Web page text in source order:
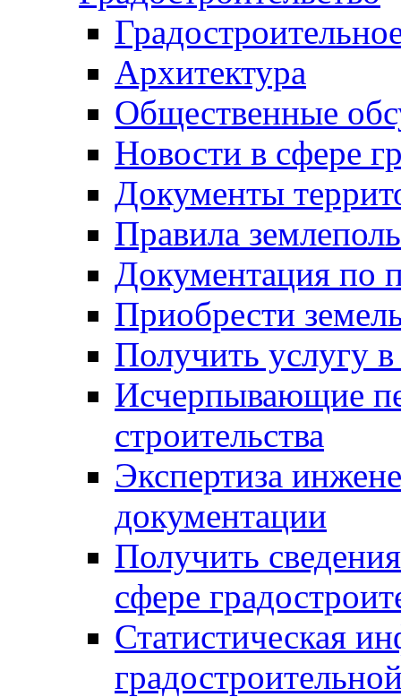
Архитектура
Общественные
Новости в сфере
Документы
Правила
Документация по
Приобрести
Получить услугу в
Исчерпывающие
строительства
Экспертиза
документации
Получить
сфере
Статистическая